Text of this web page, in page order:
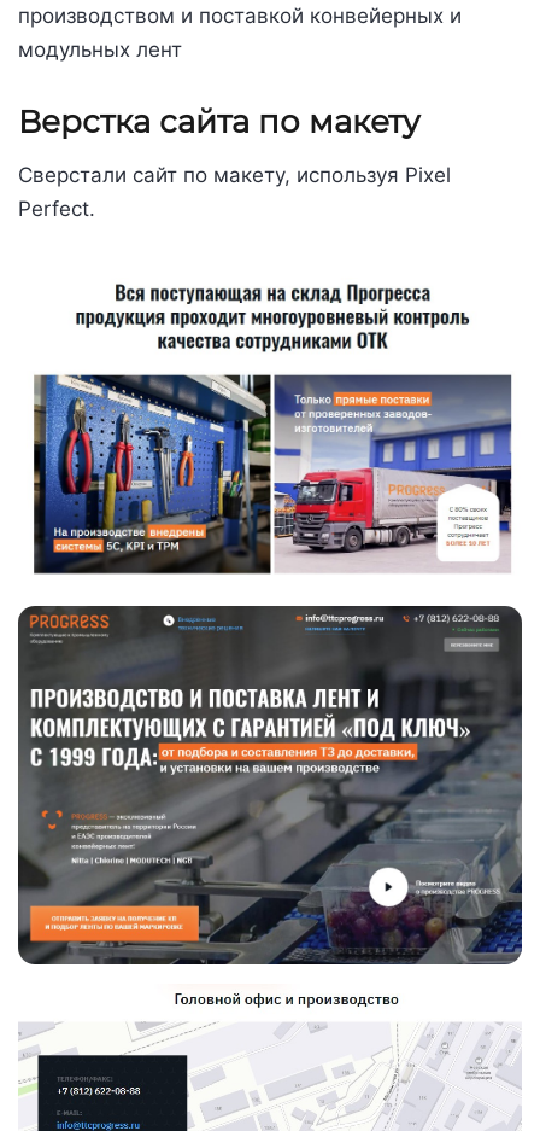
производством и поставкой конвейерных и
модульных лент
Верстка сайта по макету
Сверстали сайт по макету, используя Pixel
Perfect.